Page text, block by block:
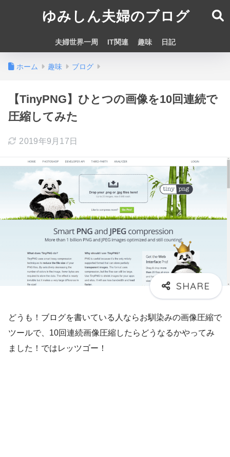
ゆみしん夫婦のブログ
夫婦世界一周 IT関連 趣味 日記
ホーム 趣味 ブログ
【TinyPNG】ひとつの画像を10回連続で
圧縮してみた
2019年9月17日
どうも！ブログを書いている人ならお馴染みの画像圧縮で
ツールで、10回連続画像圧縮したらどうなるかやってみ
ました！ではレッツゴー！